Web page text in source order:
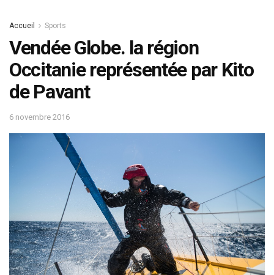
Accueil Sports
Vendée Globe. la région
Occitanie représentée par Kito
de Pavant
6 novembre 2016